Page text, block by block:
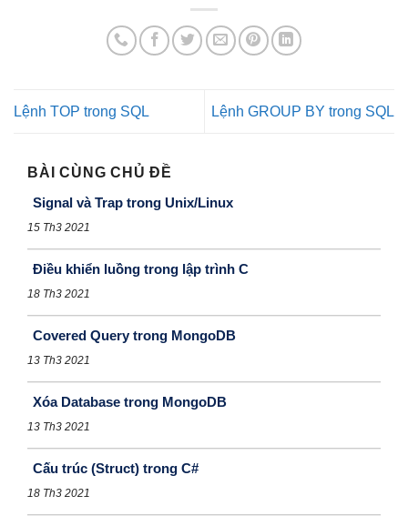
Lệnh TOP trong SQL Lệnh GROUP BY trong SQL
BÀI CÙNG CHỦ ĐỀ
Signal và Trap trong Unix/Linux
15 Th3 2021
Điều khiển luồng trong lập trình C
18 Th3 2021
Covered Query trong MongoDB
13 Th3 2021
Xóa Database trong MongoDB
13 Th3 2021
Cấu trúc (Struct) trong C#
18 Th3 2021